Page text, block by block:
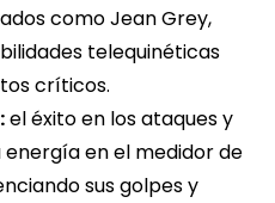
como Jean Grey,
telequinéticas
críticos.
el éxito en los ataques y
en el medidor de
sus golpes y